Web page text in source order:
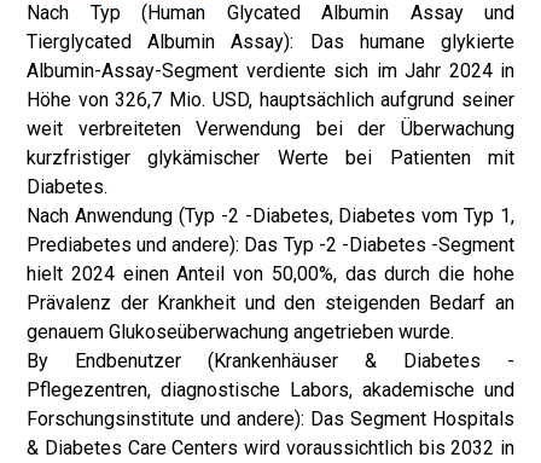
Nach Typ (Human Glycated Albumin Assay und
Tierglycated Albumin Assay): Das humane glykierte
Albumin-Assay-Segment verdiente sich im Jahr 2024 in
Höhe von 326,7 Mio. USD, hauptsächlich aufgrund seiner
weit verbreiteten Verwendung bei der Überwachung
kurzfristiger glykämischer Werte bei Patienten mit
Diabetes.
Nach Anwendung (Typ -2 -Diabetes, Diabetes vom Typ 1,
Prediabetes und andere): Das Typ -2 -Diabetes -Segment
hielt 2024 einen Anteil von 50,00%, das durch die hohe
Prävalenz der Krankheit und den steigenden Bedarf an
genauem Glukoseüberwachung angetrieben wurde.
By Endbenutzer (Krankenhäuser & Diabetes -
Pflegezentren, diagnostische Labors, akademische und
Forschungsinstitute und andere): Das Segment Hospitals
& Diabetes Care Centers wird voraussichtlich bis 2032 in